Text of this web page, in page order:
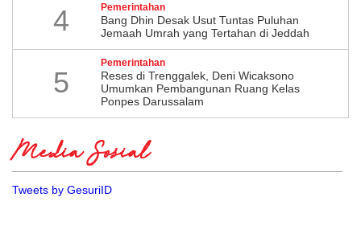
4 Pemerintahan
Bang Dhin Desak Usut Tuntas Puluhan
Jemaah Umrah yang Tertahan di Jeddah
5
Pemerintahan
​Reses di Trenggalek, Deni Wicaksono
Umumkan Pembangunan Ruang Kelas
Ponpes Darussalam
Media Sosial
Tweets by GesuriID